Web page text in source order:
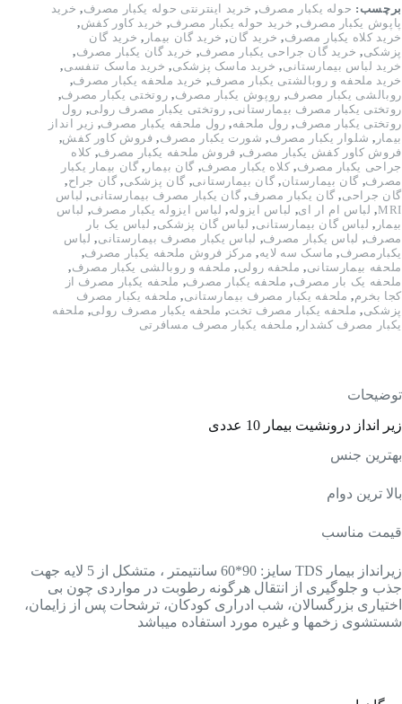
برچسب: حوله یکبار مصرف, خرید اینترنتی حوله یکبار مصرف, خرید
پاپوش یکبار مصرف, خرید حوله یکبار مصرف, خرید کاور کفش,
خرید کلاه یکبار مصرف, خرید گان, خرید گان بیمار , خرید گان
پزشکی, خرید گان جراحی یکبار مصرف, خرید گان یکبار مصرف,
خرید لباس بیمارستانی, خرید ماسک پزشکی, خرید ماسک تنفسی,
خرید ملحفه و روبالشتی یکبار مصرف, خرید ملحفه یکبار مصرف,
روبالشی یکبار مصرف, روپوش یکبار مصرف, روتختی یکبار مصرف,
روتختی یکبار مصرف بیمارستانی, روتختی یکبار مصرف رولی, رول
روتختی یکبار مصرف, رول ملحفه, رول ملحفه یکبار مصرف, زیر انداز
بیمار , شلوار یکبار مصرف, شورت یکبار مصرف, فروش کاور کفش,
فروش کاور کفش یکبار مصرف, فروش ملحفه یکبار مصرف, کلاه
جراحی یکبار مصرف, کلاه یکبار مصرف, گان بیمار , گان بیمار یکبار
مصرف, گان بیمارستان, گان بیمارستانی, گان پزشکی, گان جراح,
گان جراحی, گان یکبار مصرف, گان یکبار مصرف بیمارستانی, لباس
MRI
, لباس ام ار ای, لباس ایزوله, لباس ایزوله یکبار مصرف, لباس
بیمار , لباس گان بیمارستانی, لباس گان پزشکی, لباس یک بار
مصرف, لباس یکبار مصرف, لباس یکبار مصرف بیمارستانی, لباس
یکبارمصرف, ماسک سه لایه, مرکز فروش ملحفه یکبار مصرف,
ملحفه بیمارستانی, ملحفه رولی, ملحفه و روبالشی یکبار مصرف,
ملحفه یک بار مصرف, ملحفه یکبار مصرف, ملحفه یکبار مصرف از
کجا بخرم, ملحفه یکبار مصرف بیمارستانی, ملحفه یکبار مصرف
پزشکی, ملحفه یکبار مصرف تخت, ملحفه یکبار مصرف رولی, ملحفه
یکبار مصرف کشدار , ملحفه یکبار مصرف مسافرتی
توضیحات
زیر انداز درونشیت بیمار 10 عددی
بهترین جنس
بالا ترین دوام
قیمت مناسب
زیرانداز بیمار TDS سایز: 90*60 سانتیمتر ، متشکل از 5 لایه جهت
جذب و جلوگیری از انتقال هرگونه رطوبت در مواردی چون بی
اختیاری بزرگسالان، شب ادراری کودکان، ترشحات پس از زایمان،
شستشوی زخمها و غیره مورد استفاده میباشد